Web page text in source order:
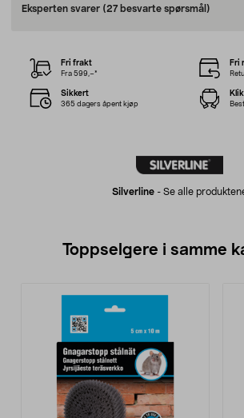
Eksperten svarer (27 besvarte spørsmål)
Silverline- Se alle
Fri frakt
Fra 599,–*
Fri
Sikkert
365 dagers åpent kjøp
Toppselgere i samme